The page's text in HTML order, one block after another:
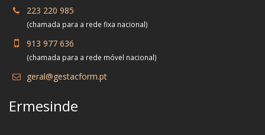
223 220 985
(chamada para a rede fixa nacional)
913 977 636
(chamada para a rede móvel nacional)
geral@gestacform.pt
Ermesinde